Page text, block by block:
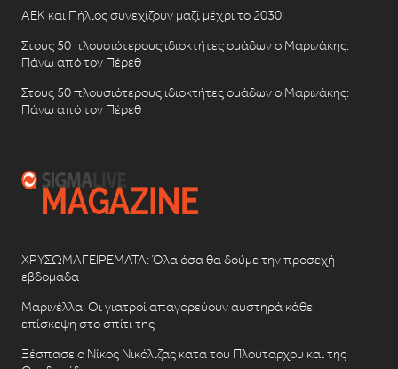
ΑΕΚ και Πήλιος συνεχίζουν μαζί μέχρι το 2030!
Στους 50 πλουσιότερους ιδιοκτήτες ομάδων ο Μαρινάκης:
Πάνω από τον Πέρεθ
Στους 50 πλουσιότερους ιδιοκτήτες ομάδων ο Μαρινάκης:
Πάνω από τον Πέρεθ
ΧΡΥΣΩΜΑΓΕΙΡΕΜΑΤΑ: Όλα όσα θα δούμε την προσεχή
εβδομάδα
Μαρινέλλα: Οι γιατροί απαγορεύουν αυστηρά κάθε
επίσκεψη στο σπίτι της
Ξέσπασε ο Νίκος Νικόλιζας κατά του Πλούταρχου και της